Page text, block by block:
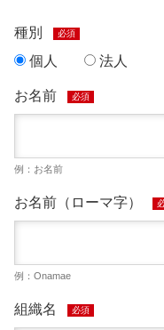
種別 必須
個人 法人
お名前 必須
例：お名前
お名前（ローマ字）
例：Onamae
組織名 必須